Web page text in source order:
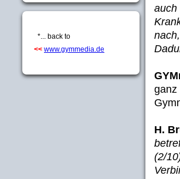
*... back to
<< www.gymmedia.de
auch
ganz
H.
(2/